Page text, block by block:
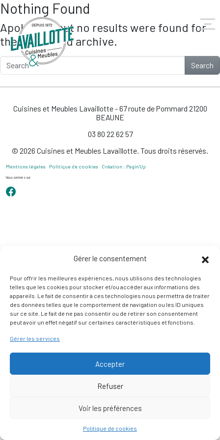
Gérer le consentement
Pour offrir les meilleures expériences, nous utilisons des technologies
telles que les cookies pour stocker et/ou accéder aux informations des
appareils. Le fait de consentir à ces technologies nous permettra de traiter
des données telles que le comportement de navigation ou les ID uniques
sur ce site. Le fait de ne pas consentir ou de retirer son consentement
peut avoir un effet négatif sur certaines caractéristiques et fonctions.
Gérer les services
Accepter
Refuser
Voir les préférences
Politique de cookies
Skip to main content
Nothing Found
Apologies, but no results were found for
the requested archive.
Search
Cuisines et Meubles Lavaillotte - 67 route de Pommard 21200
BEAUNE
03 80 22 62 57
© 2026 Cuisines et Meubles Lavaillotte. Tous droits réservés.
Mentions légales Politique de cookies Création : Pagin’Up
Nous sommes sur